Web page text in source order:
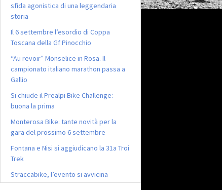
sfida agonistica di una leggendaria
storia
Il 6 settembre l’esordio di Coppa
Toscana della Gf Pinocchio
“Au revoir” Monselice in Rosa. Il
campionato italiano marathon passa a
Gallio
Si chiude il Prealpi Bike Challenge:
buona la prima
Monterosa Bike: tante novità per la
gara del prossimo 6 settembre
Fontana e Nisi si aggiudicano la 31a Troi
Trek
Straccabike, l’evento si avvicina